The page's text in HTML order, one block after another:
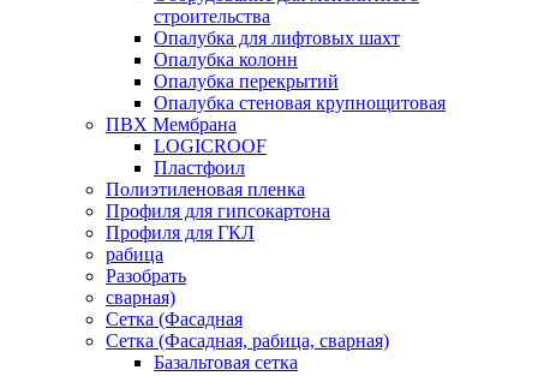
строительства
Опалубка для лифтовых шахт
Опалубка колонн
Опалубка перекрытий
Опалубка стеновая крупнощитовая
ПВХ Мембрана
LOGICROOF
Плaстфoил
Полиэтиленовая пленка
Профиля для гипсокартона
Профиля для ГКЛ
рабица
Разобрать
сварная)
Сетка (Фасадная
Сетка (Фасадная, рабица, сварная)
Базальтовая сетка